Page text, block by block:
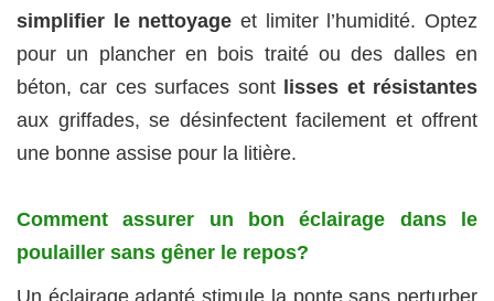
simplifier le nettoyage et limiter l’humidité. Optez
pour un plancher en bois traité ou des dalles en
béton, car ces surfaces sont lisses et résistantes
aux griffades, se désinfectent facilement et offrent
une bonne assise pour la litière.
Comment assurer un bon éclairage dans le
poulailler sans gêner le repos?
Un éclairage adapté stimule la ponte sans perturber